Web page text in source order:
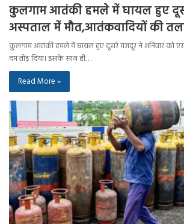
कुलगाम आतंकी हमले में घायल हुए
अस्पताल में मौत,आतंकवादियों की
कुलगाम आतंकी हमले में घायल हुए दूसरे मजदूर ने शनिवार को
दम तोड़ दिया। इसके साथ ही…
Read More »